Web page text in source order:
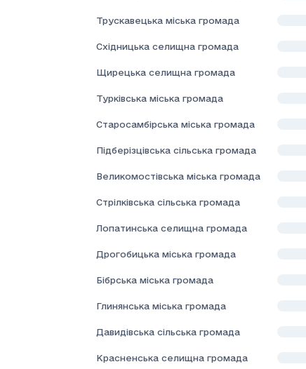
Трускавецька міська громада
Східницька селищна громада
Щирецька селищна громада
Турківська міська громада
Старосамбірська міська громада
Підберізцівська сільська громада
Великомостівська міська громада
Стрілківська сільська громада
Лопатинська селищна громада
Дрогобицька міська громада
Бібрська міська громада
Глинянська міська громада
Давидівська сільська громада
Красненська селищна громада